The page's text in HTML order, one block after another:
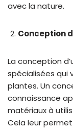
avec la nature.
Conception
La conception
spécialisées qui
plantes. Un
connaissance
matériaux à
Cela leur